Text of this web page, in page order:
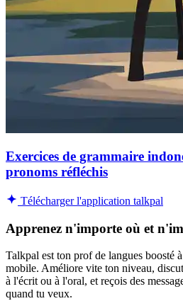
Exercices de grammaire
pronoms réfléchis
Télécharger l'application talkpal
Apprenez n'importe où et
Talkpal est ton prof de langues boosté
mobile. Améliore vite ton niveau,
à l'écrit ou à l'oral, et reçois des
quand tu veux.